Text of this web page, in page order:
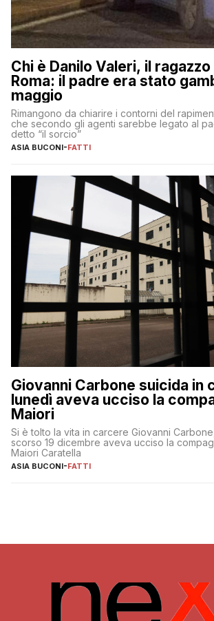
Chi è Danilo Valeri, il
Roma: il padre era stato
maggio
Rimangono da chiarire i contorni del
che secondo gli agenti sarebbe legato al
detto “il sorcio”
ASIA BUCONI-FATTI
Giovanni Carbone suicida in
lunedì aveva ucciso la
Maiori
Si è tolto la vita in carcere Giovanni
scorso 19 dicembre aveva ucciso la
Maiori Caratella
ASIA BUCONI-FATTI